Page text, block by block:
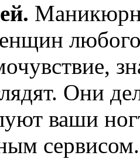
любого
Они
ваши
сервисом.